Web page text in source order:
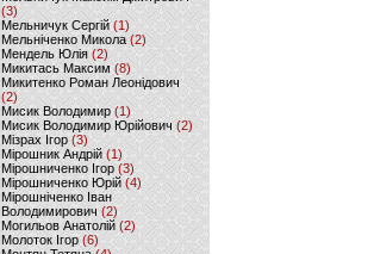
(3)
Мельничук Сергій (1)
Мельніченко Микола (2)
Мендель Юлія (2)
Микитась Максим (8)
Микитенко Роман Леонідович
(2)
Мисик Володимир (1)
Мисик Володимир Юрійович(2)
Мізрах Ігор(3)
Мірошник Андрій(1)
Мірошниченко Ігор (3)
Мірошниченко Юрій(4)
Мірошніченко Іван
Володимирович (2)
Могильов Анатолій (2)
Молоток Ігор (6)